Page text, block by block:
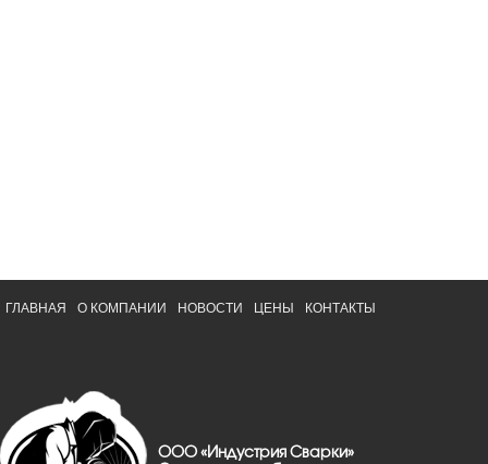
ГЛАВНАЯ О КОМПАНИИ НОВОСТИ ЦЕНЫ КОНТАКТЫ
ООО «Индустрия Сварки»